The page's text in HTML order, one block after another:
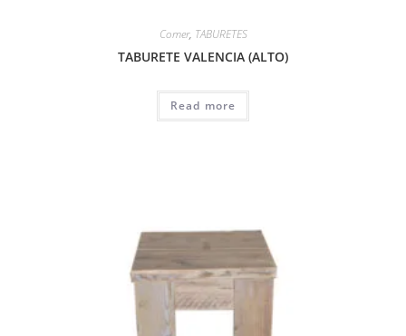
Comer, TABURETES
TABURETE VALENCIA (ALTO)
Read more